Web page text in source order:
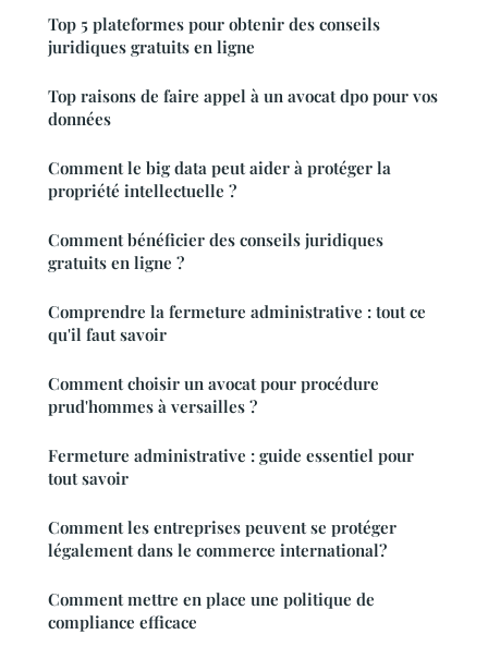
Top 5 plateformes pour obtenir des conseils
juridiques gratuits en ligne
Top raisons de faire appel à un avocat dpo pour vos
données
Comment le big data peut aider à protéger la
propriété intellectuelle ?
Comment bénéficier des conseils juridiques
gratuits en ligne ?
Comprendre la fermeture administrative : tout ce
qu'il faut savoir
Comment choisir un avocat pour procédure
prud'hommes à versailles ?
Fermeture administrative : guide essentiel pour
tout savoir
Comment les entreprises peuvent se protéger
légalement dans le commerce international?
Comment mettre en place une politique de
compliance efficace